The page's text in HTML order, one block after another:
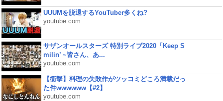
UUUMを脱退するYouTuber多くね?
youtube.com
サザンオールスターズ 特別ライブ2020「Keep S
milin’ ~皆さん、あ...
youtube.com
【衝撃】料理の失敗作がツッコミどころ満載だっ
た件wwwwww【#2】
youtube.com